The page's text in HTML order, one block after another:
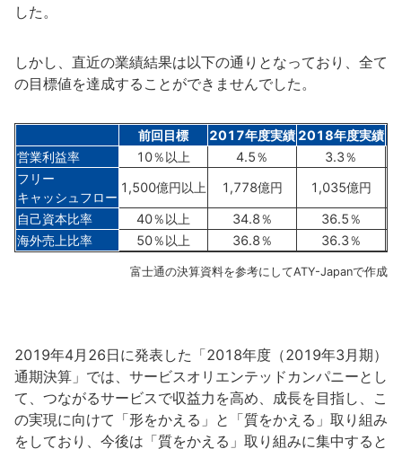
した。
しかし、直近の業績結果は以下の通りとなっており、全て
の目標値を達成することができませんでした。
前回目標 2017年度実績 2018年度実績
営業利益率
10％以上 4.5％
3.3％
フリー
キャッシュフロー
1,500億円以上 1,778億円 1,035億円
自己資本比率 40％以上 34.8％
36.5％
海外売上比率
50％以上 36.8％ 36.3％
富士通の決算資料を参考にしてATY-Japanで作成
2019年4月26日に発表した「2018年度（2019年3月期）
通期決算」では、サービスオリエンテッドカンパニーとし
て、つながるサービスで収益力を高め、成長を目指し、こ
の実現に向けて「形をかえる」と「質をかえる」取り組み
をしており、今後は「質をかえる」取り組みに集中すると